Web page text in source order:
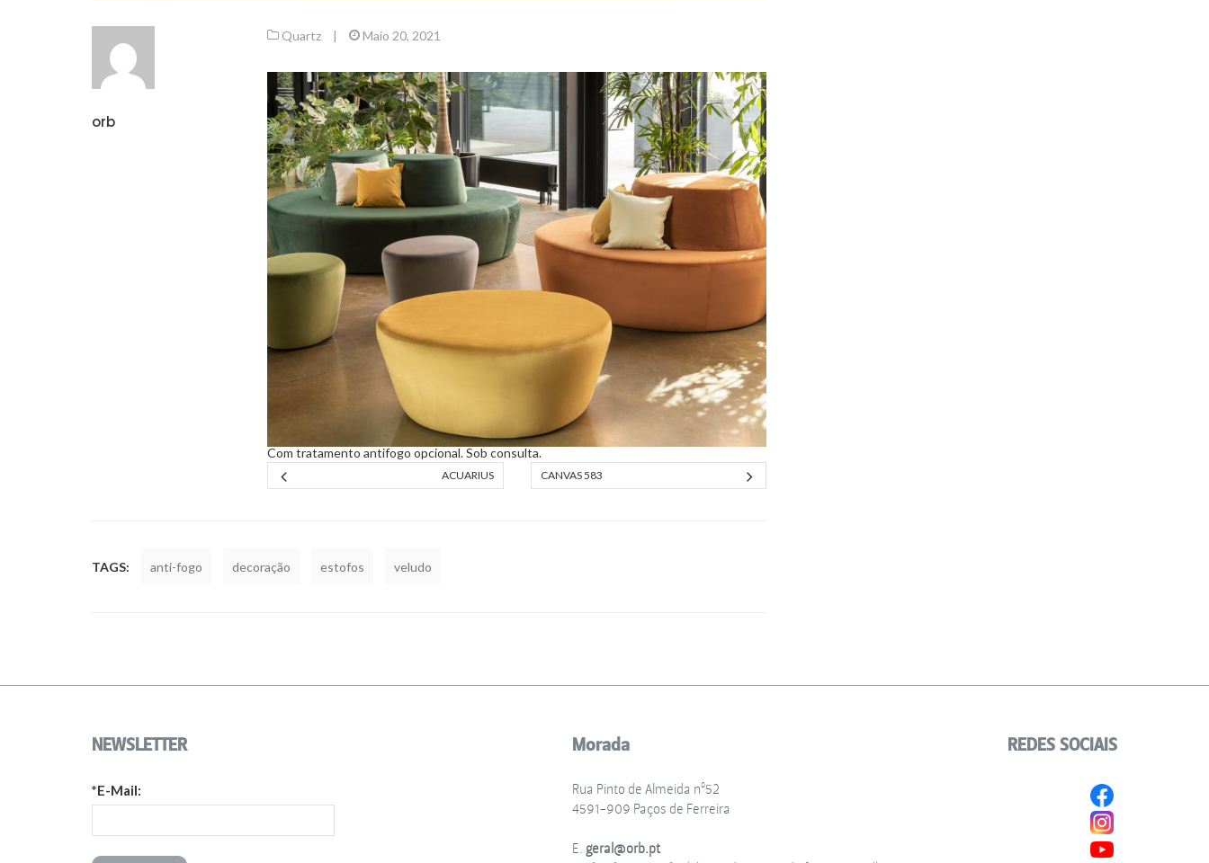
orb
Quartz | Maio 20, 2021
Com tratamento antifogo opcional. Sob consulta.
ACUARIUS CANVAS 583
TAGS: anti-fogo decoração estofos veludo
NEWSLETTER
*E-Mail:
Morada
Rua Pinto de Almeida nº52
4591-909 Paços de Ferreira
E. geral@orb.pt
REDES SOCIAIS